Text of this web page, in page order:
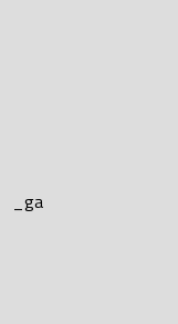
_ga